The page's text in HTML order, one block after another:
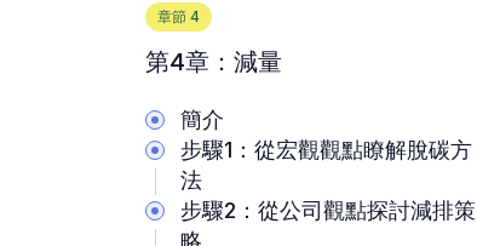
章節 4
第4章：減量
簡介
步驟1：從宏觀觀點瞭解脫碳方
法
步驟2：從公司觀點探討減排策